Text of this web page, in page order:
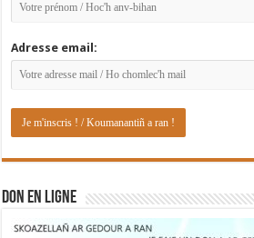
Adresse email:
DON EN LIGNE